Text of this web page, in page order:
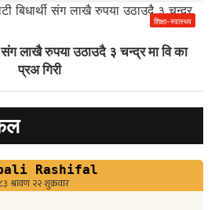
शिक्षा-स्वास्थ्य
संग लाखै रुपया उठाउदै ३ चन्द्र मा वि का
प्रअ गिरी